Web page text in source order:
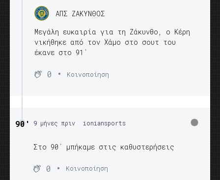
ΑΠΣ ΖΑΚΥΝΘΟΣ
Μεγάλη ευκαιρία για τη Ζάκυνθο, ο Κέρη
νικήθηκε από τον Χάμο στο σουτ του
έκανε στο 91΄
0 Κοινοποίηση
90′ 9 μήνες πριν ioniansports
Στο 90΄ μπήκαμε στις καθυστερήσεις
0 Κοινοποίηση